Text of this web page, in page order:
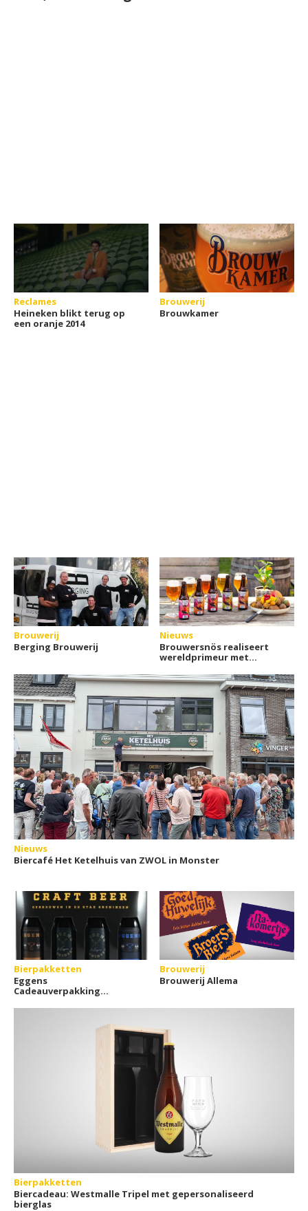
Reclames
Heineken blikt terug op
een oranje 2014
Brouwerij
Brouwkamer
Brouwerij
Berging Brouwerij
Nieuws
Brouwersnös realiseert
wereldprimeur met
per flesje
Nieuws
Biercafé Het Ketelhuis van ZWOL in Monster
Bierpakketten
Eggens
Cadeauverpakking
Brouwerij
Brouwerij Allema
Bierpakketten
Biercadeau: Westmalle Tripel met gepersonaliseerd
bierglas